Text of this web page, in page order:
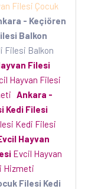
Filesi Çocuk
- Keçiören
Balkon
Filesi Balkon
Filesi
Hayvan Filesi
Ankara -
Kedi Filesi
Kedi Filesi
Hayvan
Evcil Hayvan
Hizmeti
Filesi Kedi